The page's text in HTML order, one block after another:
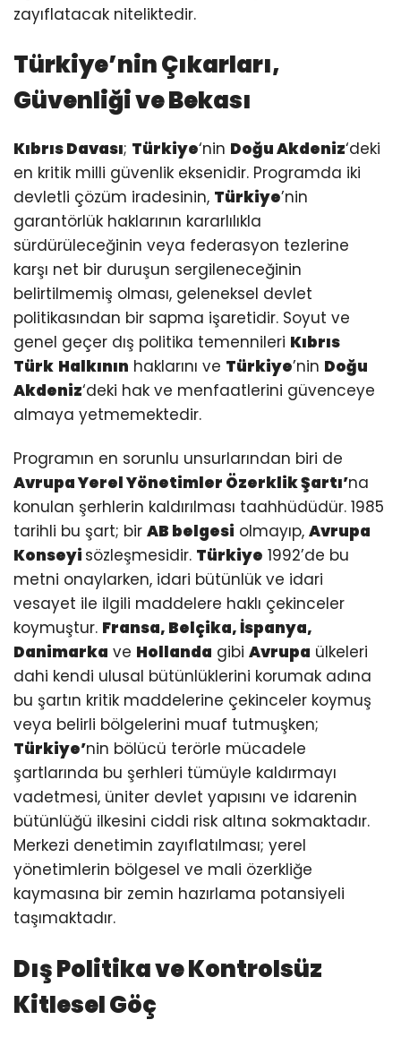
zayıflatacak niteliktedir.
Türkiye’nin Çıkarları,
Güvenliği ve Bekası
Kıbrıs Davası; Türkiye‘nin Doğu Akdeniz‘deki
en kritik milli güvenlik eksenidir. Programda iki
devletli çözüm iradesinin, Türkiye’nin
garantörlük haklarının kararlılıkla
sürdürüleceğinin veya federasyon tezlerine
karşı net bir duruşun sergileneceğinin
belirtilmemiş olması, geleneksel devlet
politikasından bir sapma işaretidir. Soyut ve
genel geçer dış politika temennileri Kıbrıs
Türk Halkının haklarını ve Türkiye’nin Doğu
Akdeniz‘deki hak ve menfaatlerini güvenceye
almaya yetmemektedir.
Programın en sorunlu unsurlarından biri de
Avrupa Yerel Yönetimler Özerklik Şartı’na
konulan şerhlerin kaldırılması taahhüdüdür. 1985
tarihli bu şart; bir AB belgesi olmayıp, Avrupa
Konseyi sözleşmesidir. Türkiye 1992’de bu
metni onaylarken, idari bütünlük ve idari
vesayet ile ilgili maddelere haklı çekinceler
koymuştur. Fransa, Belçika, İspanya,
Danimarka ve Hollanda gibi Avrupa ülkeleri
dahi kendi ulusal bütünlüklerini korumak adına
bu şartın kritik maddelerine çekinceler koymuş
veya belirli bölgelerini muaf tutmuşken;
Türkiye’nin bölücü terörle mücadele
şartlarında bu şerhleri tümüyle kaldırmayı
vadetmesi, üniter devlet yapısını ve idarenin
bütünlüğü ilkesini ciddi risk altına sokmaktadır.
Merkezi denetimin zayıflatılması; yerel
yönetimlerin bölgesel ve mali özerkliğe
kaymasına bir zemin hazırlama potansiyeli
taşımaktadır.
Dış Politika ve Kontrolsüz
Kitlesel Göç